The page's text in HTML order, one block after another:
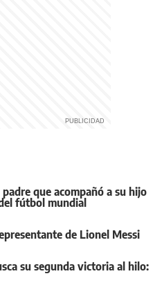
que acompañó a su hijo
fútbol mundial
de Lionel Messi
su segunda victoria al hilo: